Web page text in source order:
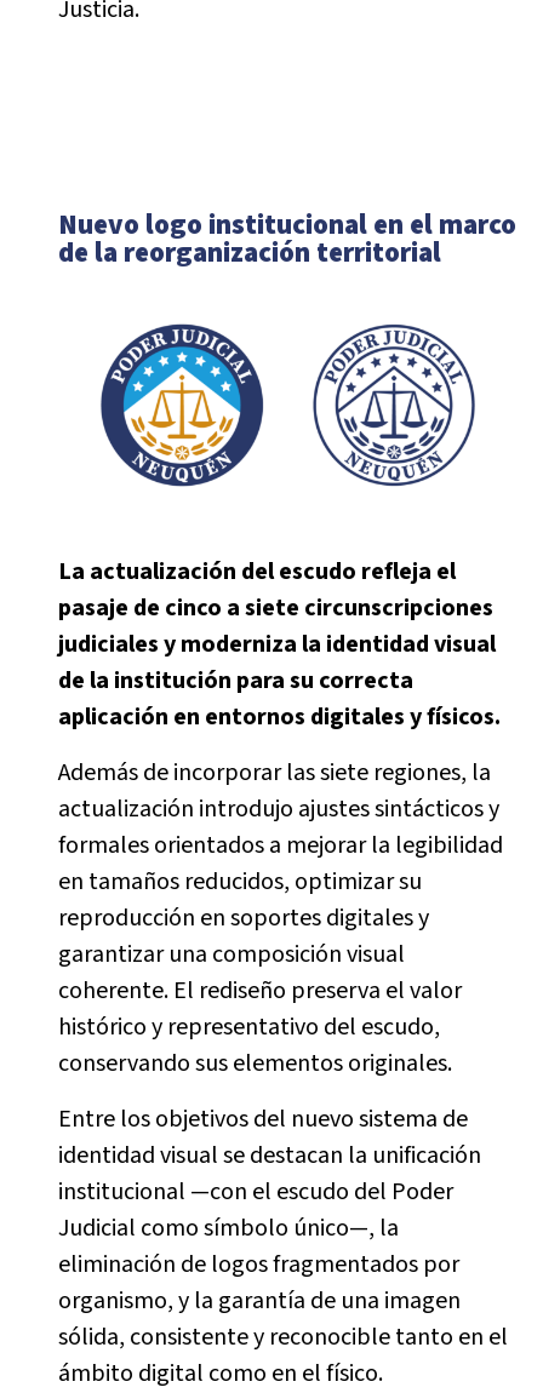
Justicia.
Nuevo logo institucional en el marco
de la reorganización territorial
La actualización del escudo refleja el
pasaje de cinco a siete circunscripciones
judiciales y moderniza la identidad visual
de la institución para su correcta
aplicación en entornos digitales y físicos.
Además de incorporar las siete regiones, la
actualización introdujo ajustes sintácticos y
formales orientados a mejorar la legibilidad
en tamaños reducidos, optimizar su
reproducción en soportes digitales y
garantizar una composición visual
coherente. El rediseño preserva el valor
histórico y representativo del escudo,
conservando sus elementos originales.
Entre los objetivos del nuevo sistema de
identidad visual se destacan la unificación
institucional —con el escudo del Poder
Judicial como símbolo único—, la
eliminación de logos fragmentados por
organismo, y la garantía de una imagen
sólida, consistente y reconocible tanto en el
ámbito digital como en el físico.